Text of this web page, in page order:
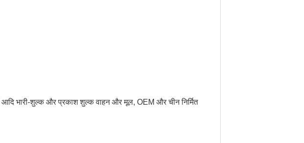
आदि भारी-शुल्क और प्रकाश शुल्क वाहन और मूल, OEM और चीन निर्मित